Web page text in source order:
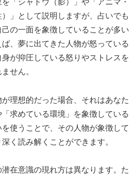
」として説明しますが、占いでも
の一面を象徴していることが多い
、夢に出てきた人物が怒っている
が抑圧している怒りやストレスを
せん。
理想的だった場合、それはあなた
求めている環境」を象徴している
使うことで、その人物が象徴して
く読み解くことができます。
在意識の現れ方は異なります。た